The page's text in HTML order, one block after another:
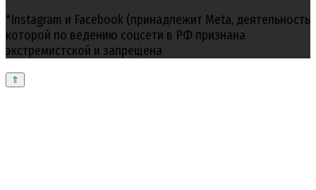
*Instagram и Facebook (принадлежит Meta, деятельность
которой по ведению соцсети в РФ признана
экстремистской и запрещена